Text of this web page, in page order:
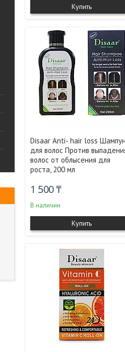
Купить
Disaar Anti- hair loss
для волос Против
волос от облысения для
роста, 200 мл
1 500 ₸
В наличии
Купить